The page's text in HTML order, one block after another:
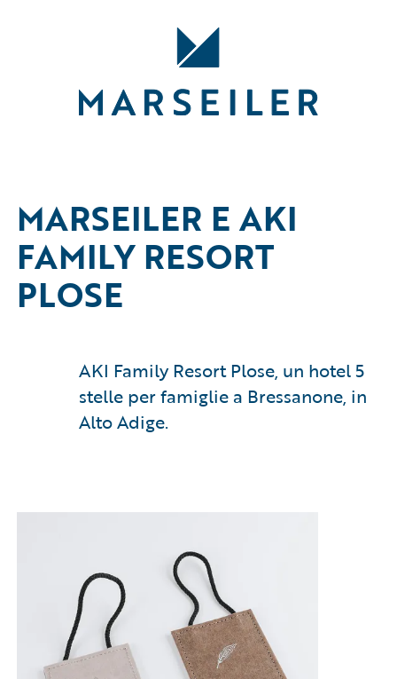
MARSEILER E AKI
FAMILY RESORT
PLOSE
AKI Family Resort Plose, un hotel 5
stelle per famiglie a Bressanone, in
Alto Adige.